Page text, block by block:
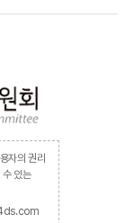
자의 권리
수 있는